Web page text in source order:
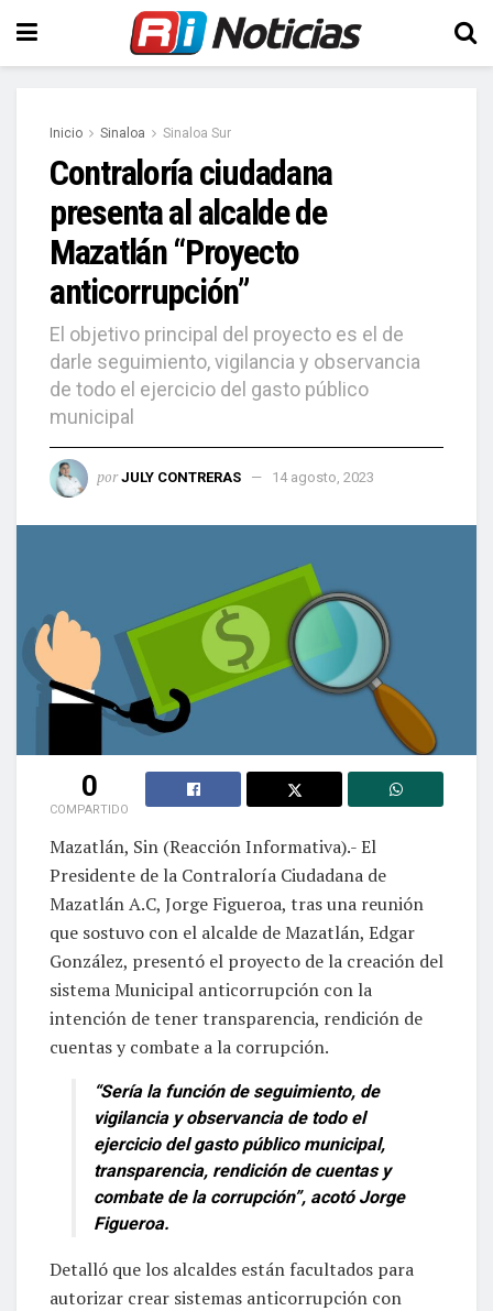
Inicio Sinaloa Sinaloa Sur
Contraloría ciudadana
presenta al alcalde de
Mazatlán “Proyecto
anticorrupción”
El objetivo principal del proyecto es el de
darle seguimiento, vigilancia y observancia
de todo el ejercicio del gasto público
municipal
por JULY CONTRERAS 14 agosto, 2023
0
COMPARTIDO
Mazatlán, Sin (Reacción Informativa).- El
Presidente de la Contraloría Ciudadana de
Mazatlán A.C, Jorge Figueroa, tras una reunión
que sostuvo con el alcalde de Mazatlán, Edgar
González, presentó el proyecto de la creación del
sistema Municipal anticorrupción con la
intención de tener transparencia, rendición de
cuentas y combate a la corrupción.
“Sería la función de seguimiento, de
vigilancia y observancia de todo el
ejercicio del gasto público municipal,
transparencia, rendición de cuentas y
combate de la corrupción”, acotó Jorge
Figueroa.
Detalló que los alcaldes están facultados para
autorizar crear sistemas anticorrupción con